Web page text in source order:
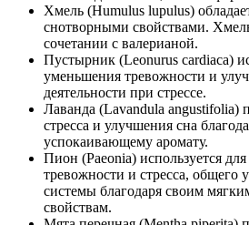
Хмель (Humulus lupulus)
снотворными свойствами.
сочетании с валерианой.
Пустырник (Leonurus cardiaca)
уменьшения тревожности и
деятельности при стрессе.
Лаванда (Lavandula angustifolia)
стресса и улучшения сна
успокаивающему аромату.
Пион (Paeonia) используется
тревожности и стресса, общего
системы благодаря своим
свойствам.